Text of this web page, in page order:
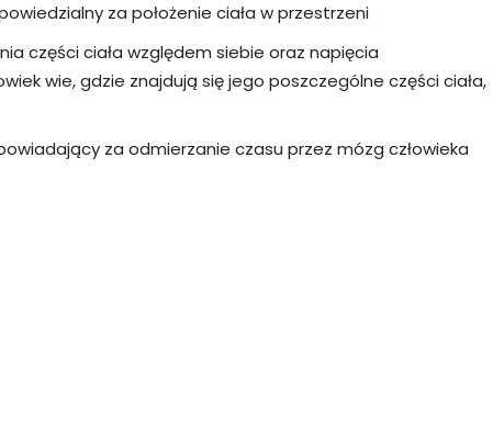
za położenie ciała w przestrzeni
części ciała względem siebie oraz napięcia
wie, gdzie znajdują się jego poszczególne części ciała,
za odmierzanie czasu przez mózg człowieka